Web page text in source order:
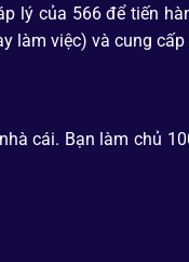
lý của 566 để tiến
việc) và cung
cái. Bạn làm chủ